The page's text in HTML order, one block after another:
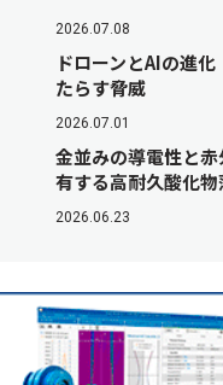
2026.07.08
ドローンとAIの進
たらす脅威
2026.07.01
金並みの導電性と
有する高耐久酸化物
2026.06.23